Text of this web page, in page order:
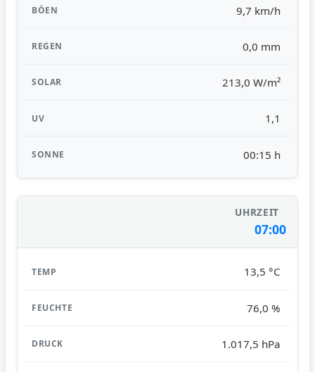
9,7 km/h
0,0 mm
213,0 W/m²
1,1
00:15 h
07:00
13,5 °C
76,0 %
1.017,5 hPa